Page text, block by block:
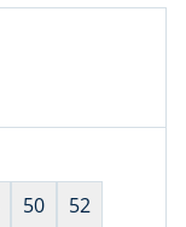
50
52